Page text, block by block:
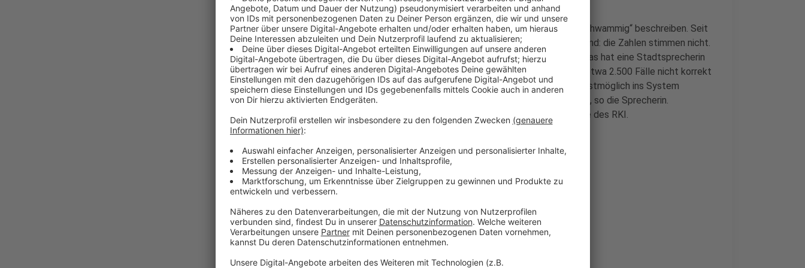
Die Corona-Lage lässt sich aktuell ansonsten mit dem Begriff „schwammig“ beschreiben. Seit
fast zwei Wochen ist die Coronalage in Düsseldorf unklar. Der Grund: die Zahlen stimmen nicht.
Vor allem die Inzidenz weicht stark vom tatsächlichen Wert ab. Das hat eine Stadtsprecherin
auf unsere Nachfrage hin noch einmal bestätigt. Demnach seien etwa 2.500 Fälle nicht korrekt
gemeldet worden. Die Mitarbeitenden würden diese Fälle schnellstmöglich ins System
einpflegen. Erst dann sei die Inzidenz für Düsseldorf wieder valide, so die Sprecherin.
Hintergrund ist eine Störung durch ein Update der Meldesoftware des RKI.
Weitere Infos und Links zum Thema:
Antenne-Düsseldorf-Sonderseite zum Coronavirus
Bund-/Länder-Beschlüsse mit offenen Fragen